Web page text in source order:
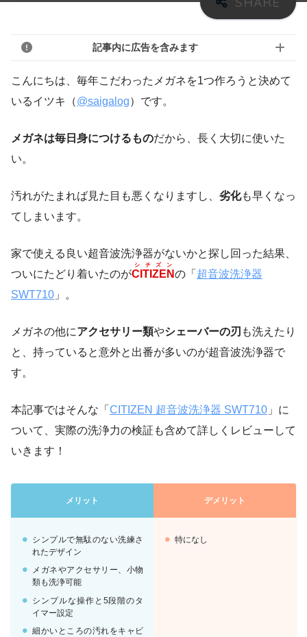
記事内に広告を含みます
こんにちは、毎年こだわったメガネを1つ作ろうと決めて
いるイツキ（@saigalog）です。
メガネは毎日身につけるものだから、長く大切に使いた
い。
汚れがたまれば見た目も悪くなりますし、 劣化も早くなっ
てしまいます。
家で使える良い超音波洗浄器がないかと探し回った結果、
ついにたどり着いたのがCITIZEN
シチズン
の「 超音波洗浄器
SWT710 」。
メガネの他にアクセサリー類やシェーバーの刃 も洗えたり
と、持っていると意外と出番が多いのが超音波洗浄器で
す。
本記事ではそんな「 CITIZEN 超音波洗浄器 SWT710 」に
ついて、実際の洗浄力の検証も含めて詳しくレビューして
いきます！
メリット デメリット
シンプルで無駄のない洗練さ
れたデザイン
メガネやアクセサリー、小物
類も洗浄可能
シンプルな操作と5段階のタ
イマー設定
細かいところの汚れをキャビ
特になし